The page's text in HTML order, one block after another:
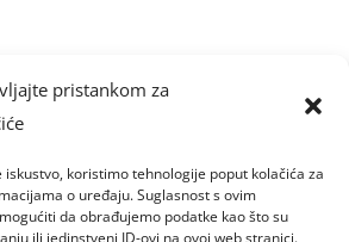
pristankom za
koristimo tehnologije poput kolačića za
o uređaju. Suglasnost s ovim
da obrađujemo podatke kao što su
ili jedinstveni ID-ovi na ovoj web stranici.